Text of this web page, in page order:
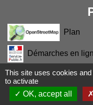
Plan
Démarches en
Prévisions
Mentions légales -
This site uses cookies
to activate
OK, accept all